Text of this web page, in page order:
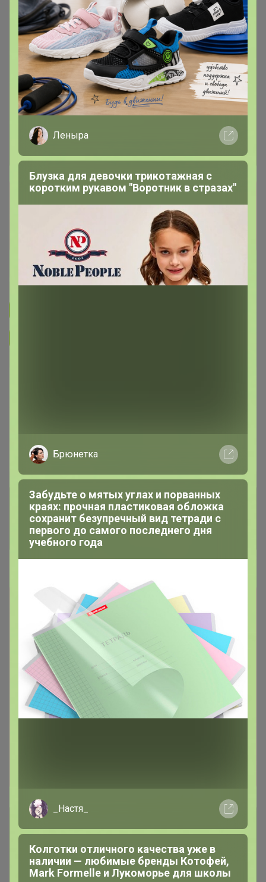
Сбор заказов в данной закупке
Перейти к текущей закупке
Happy Baby
Пристрой 1 лот
Комментарии к лотам 1.6K
Отзывы участников 3.6K
Склад очень подвижный, прописывайте
замены в корзине. Выкупы оперативные,
заказы должны быть оплачены в день
выставления счета. Межгород: выкупаю,
смотря на температуру за бортом: морозы
зимой/весной, жара летом - это повод вас в
выкуп не брать! Как сохранить саженцы до
высадки? Смотрим, читаем в интернете, либо
пишем мне в л/с всё расскажу. Садоводы с
Описание
Условия участия
Леныра
Блузка для девочки трикотажная с
коротким рукавом "Воротник в стразах"
Брюнетка
Забудьте о мятых углах и порванных
краях: прочная пластиковая обложка
сохранит безупречный вид тетради с
первого до самого последнего дня
учебного года
_Настя_
Колготки отличного качества уже в
наличии — любимые бренды Котофей,
Mark Formelle и Лукоморье для школы